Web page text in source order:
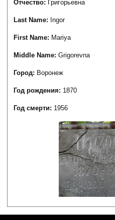
Отчество: Григорьевна
Last Name: Ingor
First Name: Mariya
Middle Name:Grigorevna
Город: Воронеж
Год рождения: 1870
Год смерти: 1956